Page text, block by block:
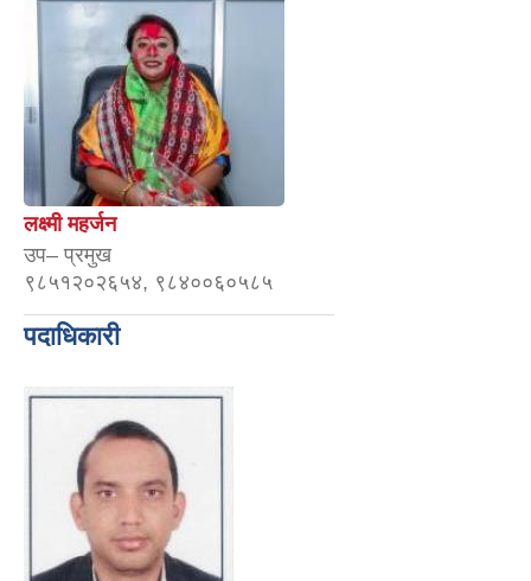
लक्ष्मी महर्जन
उप– प्रमुख
९८५१२०२६५४, ९८४००६०५८५
पदाधिकारी